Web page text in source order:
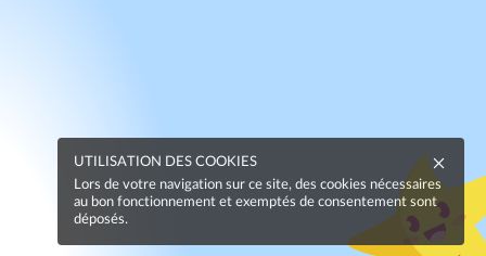
UTILISATION DES COOKIES
Lors de votre navigation sur ce site, des cookies nécessaires
au bon fonctionnement et exemptés de consentement sont
déposés.